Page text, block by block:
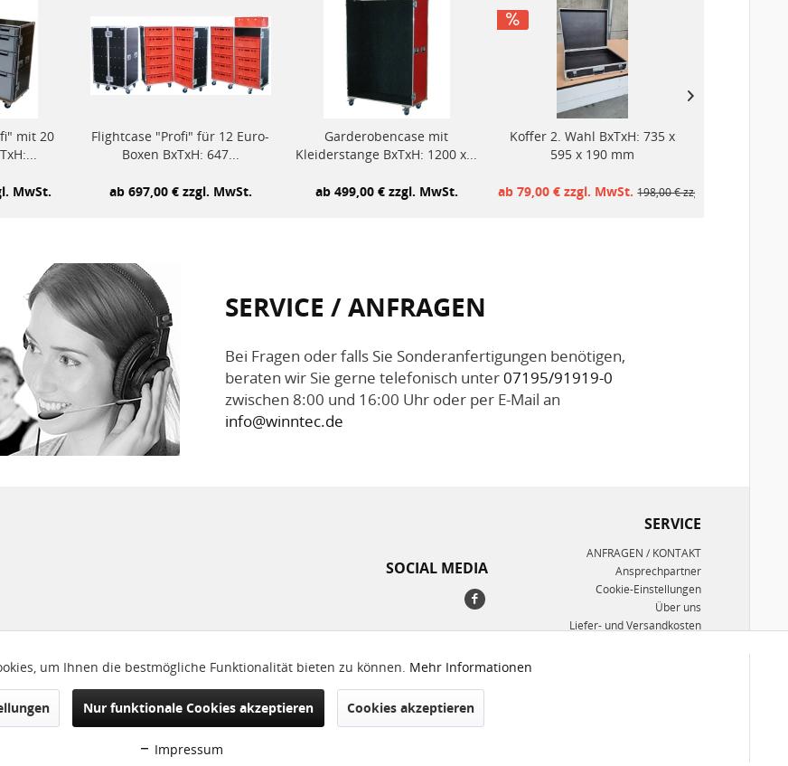
mit 20
MwSt.
Flightcase "Profi" für 12 Euro-
Boxen BxTxH: 647...
ab 697,00 € zzgl. MwSt.
Garderobencase mit
Kleiderstange BxTxH: 1200 x...
ab 499,00 € zzgl. MwSt.
Koffer 2. Wahl BxTxH: 735 x
595 x 190 mm
ab 79,00 € zzgl. MwSt. 198,00 € zzgl. MwSt.
SERVICE / ANFRAGEN
Bei Fragen oder falls Sie Sonderanfertigungen benötigen,
beraten wir Sie gerne telefonisch unter07195/91919-0
zwischen 8:00 und 16:00 Uhr oder per E-Mail an
info@winntec.de
SOCIAL MEDIA
SERVICE
ANFRAGEN / KONTAKT
Ansprechpartner
Cookie-Einstellungen
Über uns
Liefer- und Versandkosten
um Ihnen die bestmögliche Funktionalität bieten zu können. Mehr Informationen
Nur funktionale Cookies akzeptieren Cookies akzeptieren
Impressum